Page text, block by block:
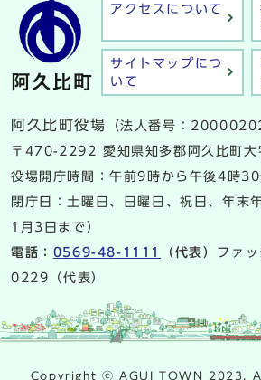
アクセスについて
サイトマップにつ
いて
阿久比町役場
（法人番号：
〒470-2292 愛知県知多郡阿久比町大
役場開庁時間：午前9時から午後4時
閉庁日：土曜日、日曜日、祝日、年末
1月3日まで）
電話： 0569-48-1111 （代表） ファ
0229（代表）
Copyright ⓒ AGUI TOWN 2023.